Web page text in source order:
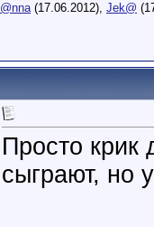
@nna(17.06.2012), Jek@
Просто
сыграют, но